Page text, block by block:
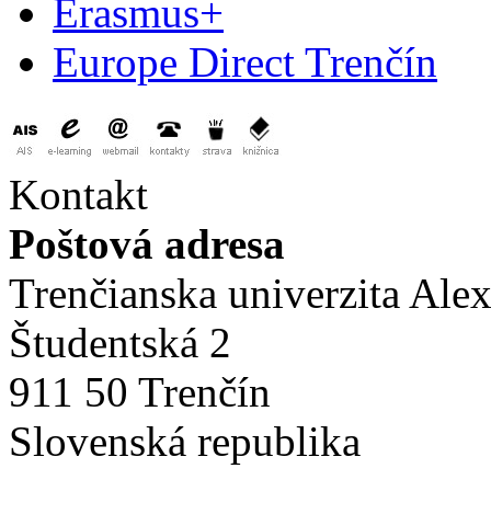
Erasmus+
Europe Direct Trenčín
Kontakt
Poštová adresa
Trenčianska univerzita
Študentská 2
911 50 Trenčín
Slovenská republika